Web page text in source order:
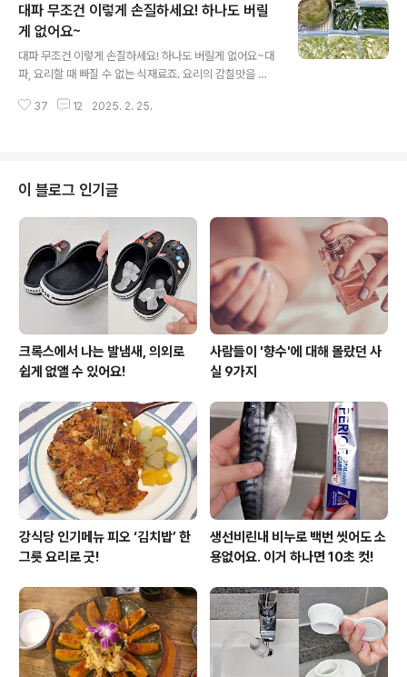
는 비법, 조리 시간 계산할 필요 없는 라면 조리법, 이 비
법 하나로 해결할 수 있어요. 냄비를 준비해 주시고요. 라
면봉지에 쓰여 있는 정량대로 물을 부어주세요. 물이 끓
으면 건더기스프와 분말스프를 넣고요. 면도 넣어서 보글
보글 끓여주세요. 모든 재료를 넣고 국물이 끓기 시작하
면 젓가락으로 면을 살살 풀어주세요. 뭉쳐 있던 면이 풀
대파 무조건 이렇게 손질하세요! 하나도 버릴
게 없어요~
대파 무조건 이렇게 손질하세요! 하나도 버릴게 없어요~대
파, 요리할 때 빠질 수 없는 식재료죠. 요리의 감칠맛을 살
는 잘라 버리고 겉잎은 시들어서 그냥 버리는 경우가 많아
제대로 손질만 하면 대파의 모든 부분을 활용할 수 있고요.
덕분에 요리의 풍미를 한껏 살릴 수 있을거예요. 파뿌리
잘라내는거 국룰이라고요? 그렇지 않아요! 포크로 살살
긁어서 흙이나 이물질이 남지 않도록 꼼꼼하게만 씻으면
얼마든지 활용이 가능하답니다. 대파 줄기와 잎 사이는
이물질이 잘 빠지지..
37 12 2025. 2. 25.
이 블로그 인기글
크록스에서 나는 발냄새, 의외로
쉽게 없앨 수 있어요!
사람들이 '향수'에 대해 몰랐던 사
실 9가지
강식당 인기메뉴 피오 ‘김치밥’ 한
그릇 요리로 굿!
생선비린내 비누로 백번 씻어도 소
용없어요. 이거 하나면 10초 컷!